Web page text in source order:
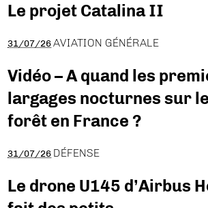
Le projet Catalina II
31/07/26 AVIATION GÉNÉRALE
Vidéo – A quand les
largages nocturnes sur
forêt en France ?
31/07/26 DÉFENSE
Le drone U145 d’Airbus